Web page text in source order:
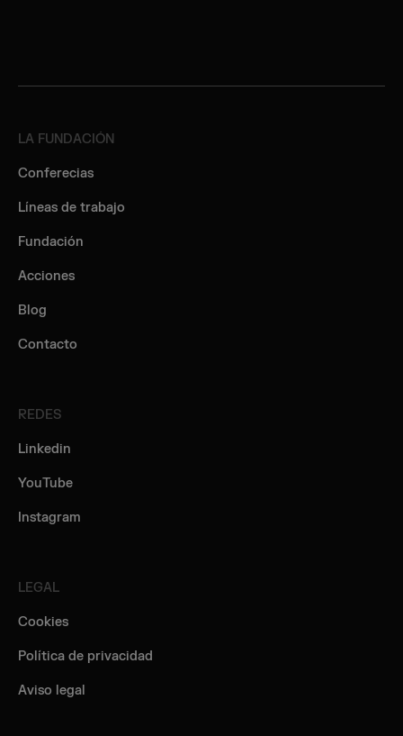
LA FUNDACIÓN
Conferecias
Líneas de trabajo
Fundación
Acciones
Blog
Contacto
REDES
Linkedin
YouTube
Instagram
LEGAL
Cookies
Política de privacidad
Aviso legal